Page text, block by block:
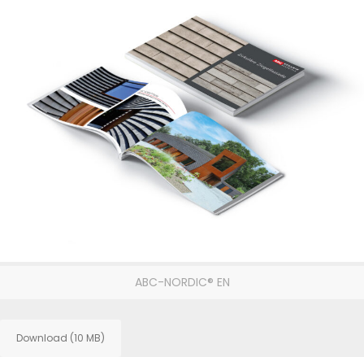
ABC-NORDIC® EN
Download (10 MB)